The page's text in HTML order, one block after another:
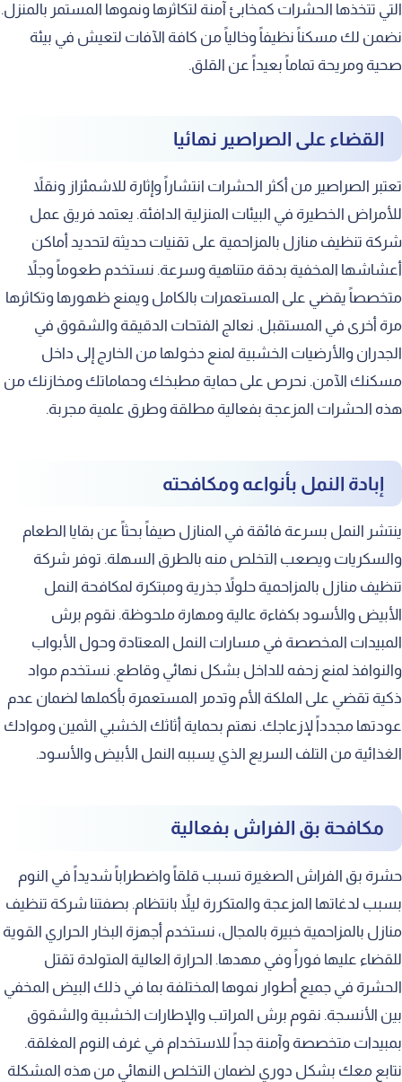
التي تتخذها الحشرات كمخابئ آمنة لتكاثرها ونموها المستمر بالمنزل.
نضمن لك مسكناً نظيفاً وخالياً من كافة الآفات لتعيش في بيئة
صحية ومريحة تماماً بعيداً عن القلق.
القضاء على الصراصير نهائيا
تعتبر الصراصير من أكثر الحشرات انتشاراً وإثارة للاشمئزاز ونقلاً
للأمراض الخطيرة في البيئات المنزلية الدافئة. يعتمد فريق عمل
شركة تنظيف منازل بالمزاحمية على تقنيات حديثة لتحديد أماكن
أعشاشها المخفية بدقة متناهية وسرعة. نستخدم طعوماً وجلاً
متخصصاً يقضي على المستعمرات بالكامل ويمنع ظهورها وتكاثرها
مرة أخرى في المستقبل. نعالج الفتحات الدقيقة والشقوق في
الجدران والأرضيات الخشبية لمنع دخولها من الخارج إلى داخل
مسكنك الآمن. نحرص على حماية مطبخك وحماماتك ومخازنك من
هذه الحشرات المزعجة بفعالية مطلقة وطرق علمية مجربة.
إبادة النمل بأنواعه ومكافحته
ينتشر النمل بسرعة فائقة في المنازل صيفاً بحثاً عن بقايا الطعام
والسكريات ويصعب التخلص منه بالطرق السهلة. توفر شركة
تنظيف منازل بالمزاحمية حلولاً جذرية ومبتكرة لمكافحة النمل
الأبيض والأسود بكفاءة عالية ومهارة ملحوظة. نقوم برش
المبيدات المخصصة في مسارات النمل المعتادة وحول الأبواب
والنوافذ لمنع زحفه للداخل بشكل نهائي وقاطع. نستخدم مواد
ذكية تقضي على الملكة الأم وتدمر المستعمرة بأكملها لضمان عدم
عودتها مجدداً لإزعاجك. نهتم بحماية أثاثك الخشبي الثمين وموادك
الغذائية من التلف السريع الذي يسببه النمل الأبيض والأسود.
مكافحة بق الفراش بفعالية
حشرة بق الفراش الصغيرة تسبب قلقاً واضطراباً شديداً في النوم
بسبب لدغاتها المزعجة والمتكررة ليلاً بانتظام. بصفتنا شركة تنظيف
منازل بالمزاحمية خبيرة بالمجال، نستخدم أجهزة البخار الحراري القوية
للقضاء عليها فوراً وفي مهدها. الحرارة العالية المتولدة تقتل
الحشرة في جميع أطوار نموها المختلفة بما في ذلك البيض المخفي
بين الأنسجة. نقوم برش المراتب والإطارات الخشبية والشقوق
بمبيدات متخصصة وآمنة جداً للاستخدام في غرف النوم المغلقة.
نتابع معك بشكل دوري لضمان التخلص النهائي من هذه المشكلة